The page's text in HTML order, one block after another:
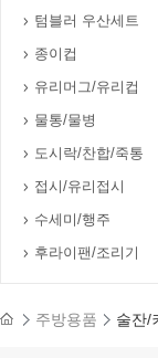
텀블러 우산세트
종이컵
유리머그/유리컵
물통/물병
도시락/찬합/죽통
접시/유리접시
수세미/행주
후라이팬/조리기
주방용품 술잔/